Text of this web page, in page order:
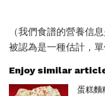
（我們食譜的營養信
被認為是一種估計，
Enjoy similar
蛋糕麵